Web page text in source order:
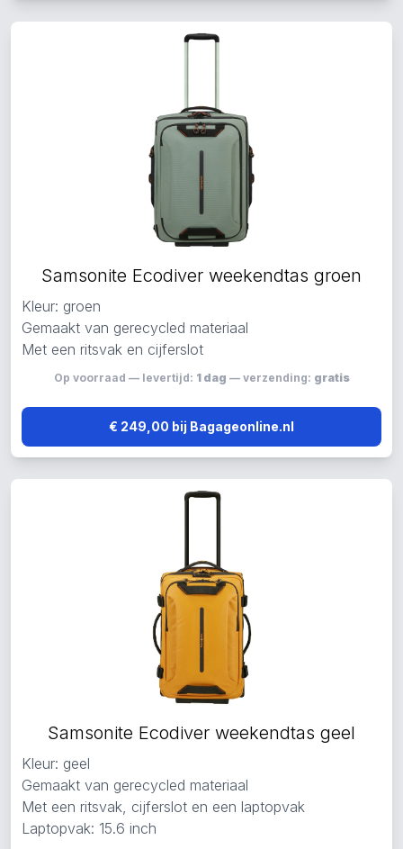
Samsonite Ecodiver weekendtas groen
Kleur: groen
Gemaakt van gerecycled materiaal
Met een ritsvak en cijferslot
Op voorraad — levertijd: 1 dag — verzending: gratis
€ 249,00 bij Bagageonline.nl
Samsonite Ecodiver weekendtas geel
Kleur: geel
Gemaakt van gerecycled materiaal
Met een ritsvak, cijferslot en een laptopvak
Laptopvak: 15.6 inch